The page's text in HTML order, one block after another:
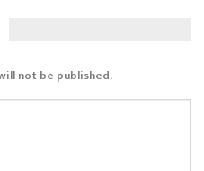
not be published.